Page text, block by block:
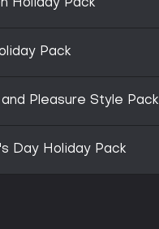
Holiday Pack
Pack
Pleasure Style Pack
Day Holiday Pack